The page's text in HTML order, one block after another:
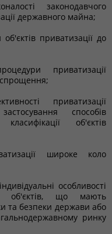
законодавчого
державного майна;
приватизації до
приватизації
приватизації
способів
об'єктів
широке коло
особливості
об'єктів, що мають
та безпеки держави або
ринку